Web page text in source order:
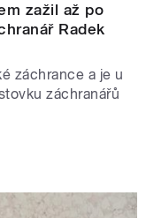
zažil až po
Radek
záchrance a je u
záchranářů